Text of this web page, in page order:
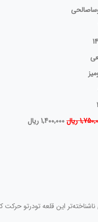
ریال
1,400,000 ریال
ناشناخته‌تر این‌ قلعه‌ تودرتو